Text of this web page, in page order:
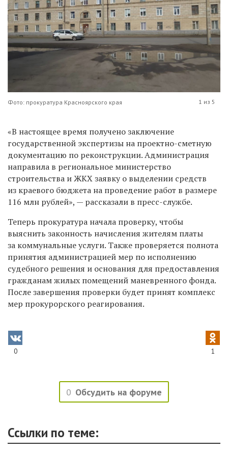
Фото: прокуратура Красноярского края 1 из 5
«В настоящее время получено заключение
государственной экспертизы на проектно-сметную
документацию по реконструкции. Администрация
направила в региональное министерство
строительства и ЖКХ заявку о выделении средств
из краевого бюджета на проведение работ в размере
116 млн рублей», — рассказали в пресс-службе.
Теперь прокуратура начала проверку, чтобы
выяснить законность начисления жителям платы
за коммунальные услуги. Также проверяется полнота
принятия администрацией мер по исполнению
судебного решения и основания для предоставления
гражданам жилых помещений маневренного фонда.
После завершения проверки будет принят комплекс
мер прокурорского реагирования.
0 1
0 Обсудить на форуме
Ссылки по теме: